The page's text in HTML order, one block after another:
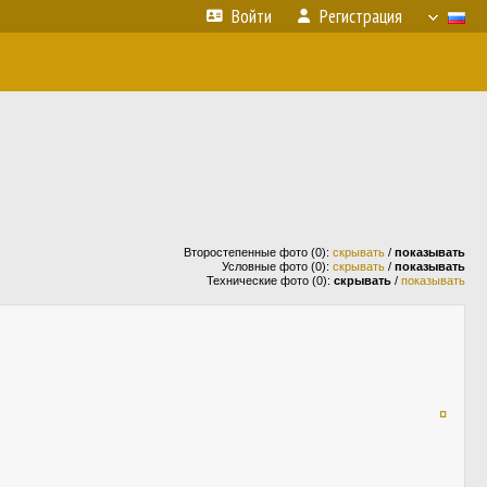
Войти Регистрация
Второстепенные фото (0): скрывать / показывать
Условные фото (0): скрывать / показывать
Технические фото (0): скрывать / показывать
¤